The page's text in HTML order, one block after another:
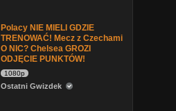
Polacy NIE MIELI GDZIE
TRENOWAĆ! Mecz z Czechami
O NIC? Chelsea GROZI
ODJĘCIE PUNKTÓW!
1080p
Ostatni Gwizdek